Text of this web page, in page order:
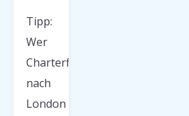
Tipp:
Wer
Charterflüge
nach
London